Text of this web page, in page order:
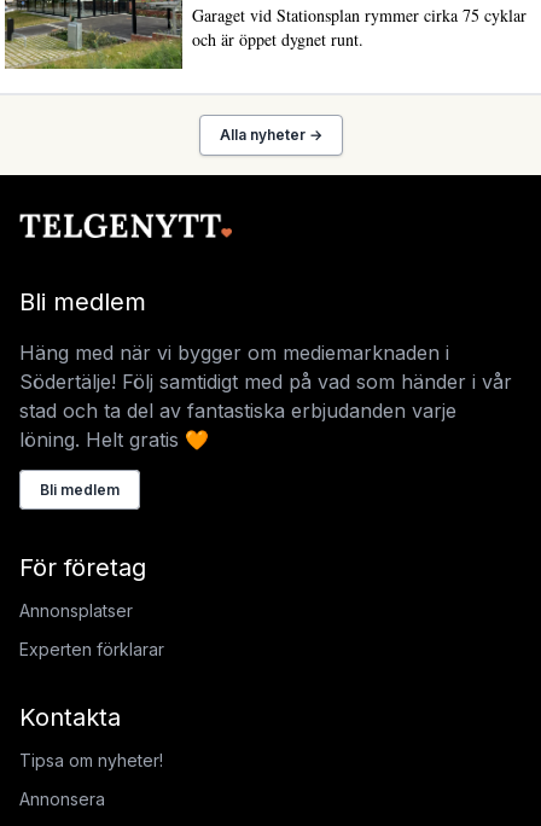
Garaget vid Stationsplan rymmer cirka 75 cyklar
och är öppet dygnet runt.
Alla nyheter →
Bli medlem
Häng med när vi bygger om mediemarknaden i
Södertälje! Följ samtidigt med på vad som händer i vår
stad och ta del av fantastiska erbjudanden varje
löning. Helt gratis 🧡
Bli medlem
För företag
Annonsplatser
Experten förklarar
Kontakta
Tipsa om nyheter!
Annonsera